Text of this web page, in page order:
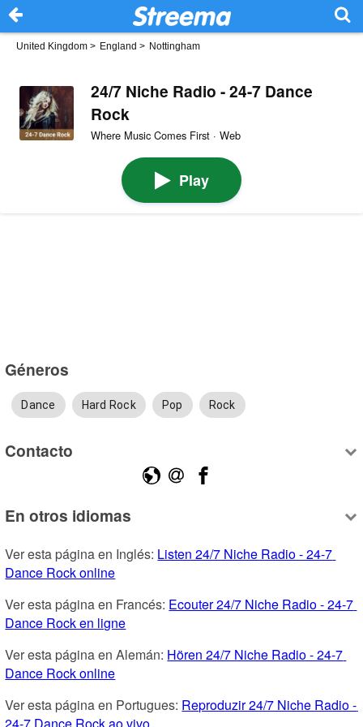
United Kingdom > England > Nottingham
24/7 Niche Radio - 24-7 Dance
Rock
Where Music Comes First · Web
Play
Géneros
Dance Hard Rock Pop Rock
Contacto
En otros idiomas
Ver esta página en Inglés: Listen 24/7 Niche Radio - 24-7
Dance Rock online
Ver esta página en Francés: Ecouter 24/7 Niche Radio - 24-7
Dance Rock en ligne
Ver esta página en Alemán: Hören 24/7 Niche Radio - 24-7
Dance Rock online
Ver esta página en Portugues: Reproduzir 24/7 Niche Radio -
24-7 Dance Rock ao vivo